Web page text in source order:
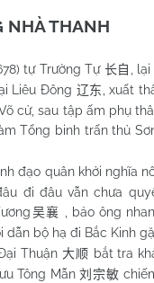
NHÀ THANH
tự Trường Tự 长自
,
Liêu Đông 辽东 , xuất
cử, sau tập ấm phụ
Tổng binh trấn thủ
đạo quân khởi nghĩa
đi đâu vẫn chưa
吴襄
, bảo ông
dẫn bộ hạ đi Bắc Kinh
Thuận 大顺 bắt tra
Tông Mẫn刘宗敏